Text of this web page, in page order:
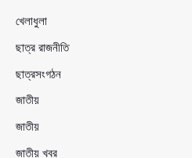
খেলাধুলা
ছাত্র রাজনীতি
ছাত্রসংগঠন
জাতীয়
জাতীয়
জাতীয় খবর